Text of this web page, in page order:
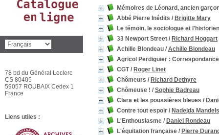
Mémoires de Léonard, ancien
Abbé Pierre Inédits / Brigitte Mary
Le témoin, le sociologue et l'historien
33 Newport Street / Richard Hoggart
Achille Blondeau / Achille Blondeau
Agricol Perdiguier :
CGT/ Roger Linet
Chômeurs / Richard Dethyre
Chômeuse ! / Sophie Badreau
Clara et les poussières bleues /
Contre tout espoir / Nadejda
L'Enthousiasme / Daniel Rondeau
L'équitation française / Pierre
78 bd du Général Leclerc
CS 80405
59057 ROUBAIX Cedex 1
France
Liens utiles :